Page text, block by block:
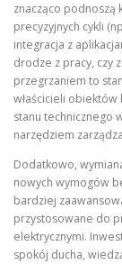
znacząco
precyzyjnych cykli
integracja z
drodze z pracy, czy
przegrzaniem to
właścicieli
stanu technicznego
narzędziem
Dodatkowo,
nowych wymogów
bardziej
przystosowane do
elektrycznymi.
spokój ducha,